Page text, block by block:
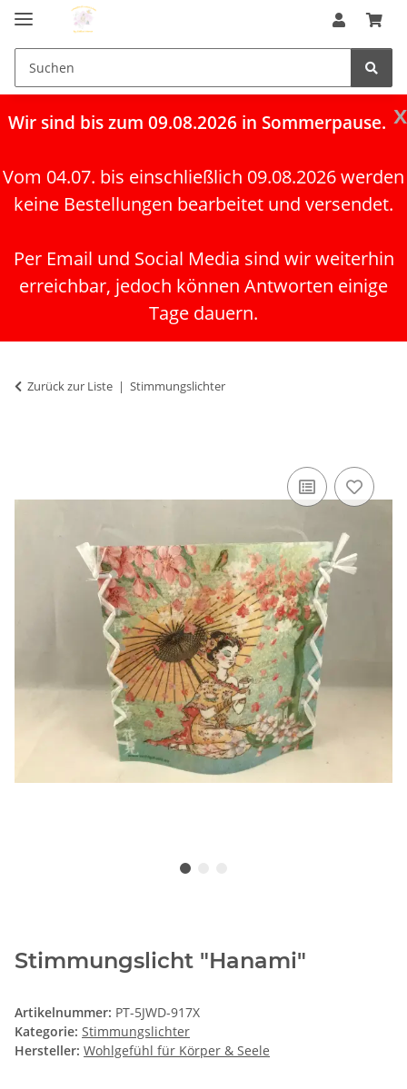
x
Wir sind bis zum 09.08.2026 in Sommerpause.
Vom 04.07. bis einschließlich 09.08.2026 werden
keine Bestellungen bearbeitet und versendet.
Per Email und Social Media sind wir weiterhin
erreichbar, jedoch können Antworten einige
Tage dauern.
Zurück zur Liste Stimmungslichter
Stimmungslicht "Hanami"
Artikelnummer: PT-5JWD-917X
Kategorie: Stimmungslichter
Hersteller: Wohlgefühl für Körper & Seele